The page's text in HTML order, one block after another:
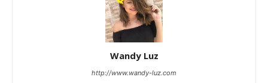
Wandy Luz
http://www.wandy-luz.com